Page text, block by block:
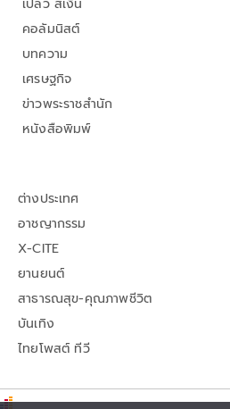
เปลว สีเงิน
คอลัมนิสต์
บทความ
เศรษฐกิจ
ข่าวพระราชสำนัก
หนังสือพิมพ์
ต่างประเทศ
อาชญากรรม
X-CITE
ยานยนต์
สาธารณสุข-คุณภาพชีวิต
บันเทิง
ไทยโพสต์ ทีวี